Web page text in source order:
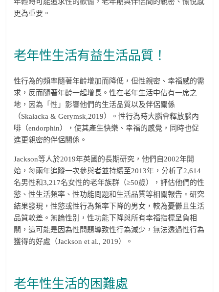
更為重要。
老年性生活有益生活品質！
性行為的頻率隨著年齡增加而降低，但性親密、幸福感的需
求，反而隨著年齡一起增長。性在老年生活中佔有一席之
地，因為「性」影響他們的生活品質以及伴侶關係
（Skałacka & Gerymsk,2019）。性行為時大腦會釋放腦內
啡（endorphin），使其產生快樂、幸福的感覺，同時也促
進更親密的伴侶關係。
Jackson等人於2019年英國的長期研究，他們自2002年開
始，每兩年追蹤一次參與者並持續至2013年，分析了2,614
名男性和3,217名女性的老年族群（≥50歲），評估他們的性
慾、性生活頻率、性功能問題和生活品質等相關報告。研究
結果發現，性慾或性行為頻率下降的男女，較為憂鬱且生活
品質較差。無論性別，性功能下降與所有幸福指標呈負相
關，這可能是因為性問題導致性行為減少，無法透過性行為
獲得的好處（Jackson et al., 2019）。
老年性生活的困難處